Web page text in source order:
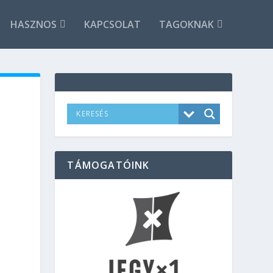
HASZNOS KAPCSOLAT TAGOKNAK
TÁMOGATÓINK